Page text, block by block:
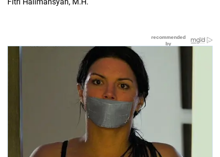
Fitri Halimansyah, M.H.